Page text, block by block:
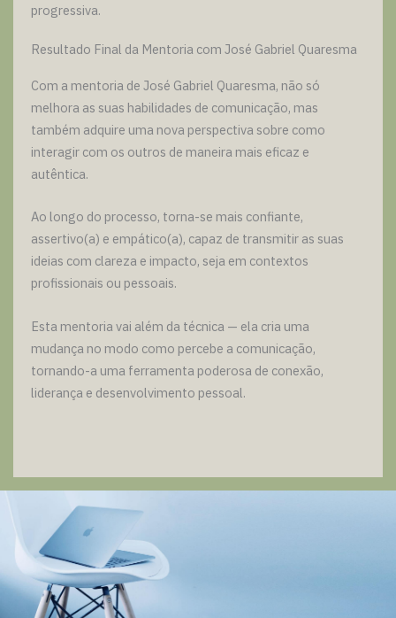
progressiva.
Resultado Final da Mentoria com José Gabriel Quaresma
Com a mentoria de José Gabriel Quaresma, não só
melhora as suas habilidades de comunicação, mas
também adquire uma nova perspectiva sobre como
interagir com os outros de maneira mais eficaz e
autêntica.
Ao longo do processo, torna-se mais confiante,
assertivo(a) e empático(a), capaz de transmitir as suas
ideias com clareza e impacto, seja em contextos
profissionais ou pessoais.
Esta mentoria vai além da técnica — ela cria uma
mudança no modo como percebe a comunicação,
tornando-a uma ferramenta poderosa de conexão,
liderança e desenvolvimento pessoal.